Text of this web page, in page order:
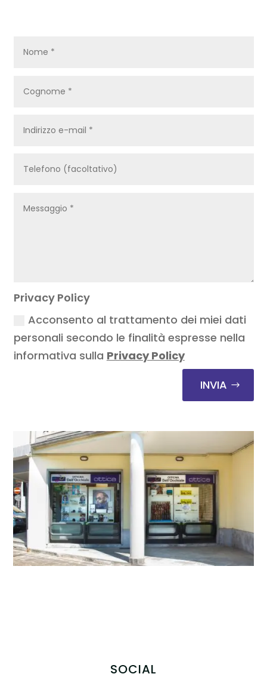
Privacy Policy
Acconsento al trattamento dei miei dati
personali secondo le finalità espresse nella
informativa sulla Privacy Policy
INVIA
SOCIAL